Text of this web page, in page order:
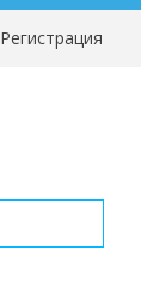
Регистрация